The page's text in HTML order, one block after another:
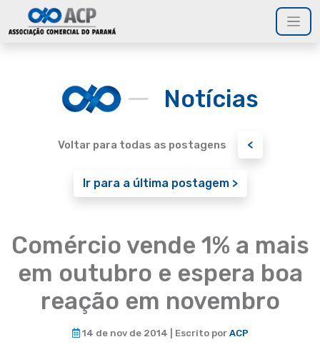
Notícias
Voltar para todas as postagens <
Ir para a última postagem >
Comércio vende 1% a mais
em outubro e espera boa
reação em novembro
14 de nov de 2014 | Escrito por ACP